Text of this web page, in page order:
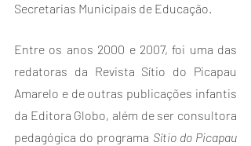
Secretarias Municipais de Educação.
Entre os anos 2000 e 2007, foi uma das
redatoras da Revista Sítio do Picapau
Amarelo e de outras publicações infantis
da Editora Globo, além de ser consultora
pedagógica do programa Sítio do Picapau